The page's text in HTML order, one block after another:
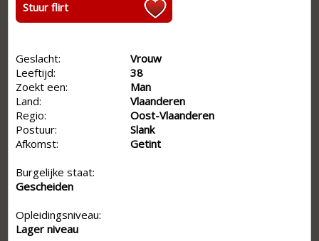
Stuur flirt
Geslacht:
Vrouw
Leeftijd:
38
Zoekt een:
Man
Land:
Vlaanderen
Regio:
Oost-Vlaanderen
Postuur:
Slank
Afkomst:
Getint
Burgelijke staat:
Gescheiden
Opleidingsniveau:
Lager niveau